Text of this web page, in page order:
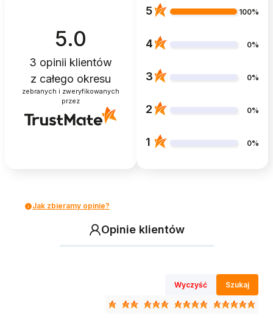
5.0
3 opinii klientów
z całego okresu
zebranych i zweryfikowanych
przez
5 100%
4 0%
3 0%
2 0%
1 0%
Jak zbieramy opinie?
Opinie klientów
Wyczyść Szukaj